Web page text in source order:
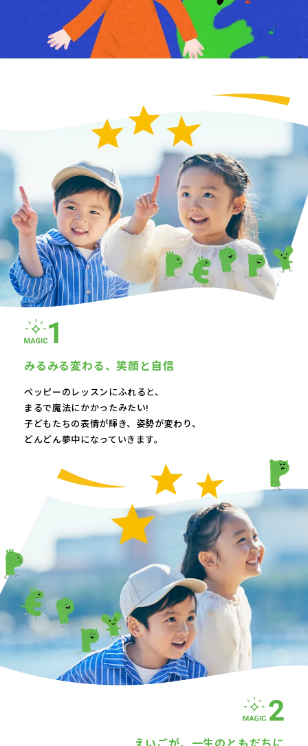
みるみる変わる、笑顔と自信
ペッピーのレッスンにふれると、
まるで魔法にかかったみたい!
子どもたちの表情が輝き、 姿勢が変わり、
どんどん夢中になっていきます。